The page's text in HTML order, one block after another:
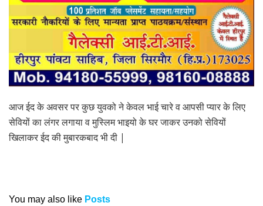
आज ईद के अवसर पर कुछ युवको ने केवल भाई चारे व आपसी प्यार के लिए
सेवियों का लंगर लगाया व मुस्लिम भाइयो के घर जाकर उनको सेवियों
खिलाकर ईद की मुबारकबाद भी दी |
You may also like Posts